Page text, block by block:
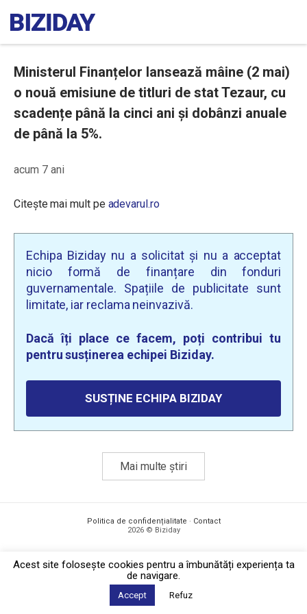
Ministerul Finanțelor lansează mâine (2 mai)
o nouă emisiune de titluri de stat Tezaur, cu
scadențe până la cinci ani și dobânzi anuale
de până la 5%.
acum 7 ani
Citește mai mult pe adevarul.ro
Echipa Biziday nu a solicitat și nu a acceptat
nicio formă de finanțare din fonduri
guvernamentale. Spațiile de publicitate sunt
limitate, iar reclama neinvazivă.
Dacă îți place ce facem, poți contribui tu
pentru susținerea echipei Biziday.
SUSȚINE ECHIPA BIZIDAY
Mai multe știri
Politica de confidențialitate · Contact
2026 © Biziday
Acest site foloseşte cookies pentru a îmbunătăți experiența ta
de navigare.
Accept Refuz